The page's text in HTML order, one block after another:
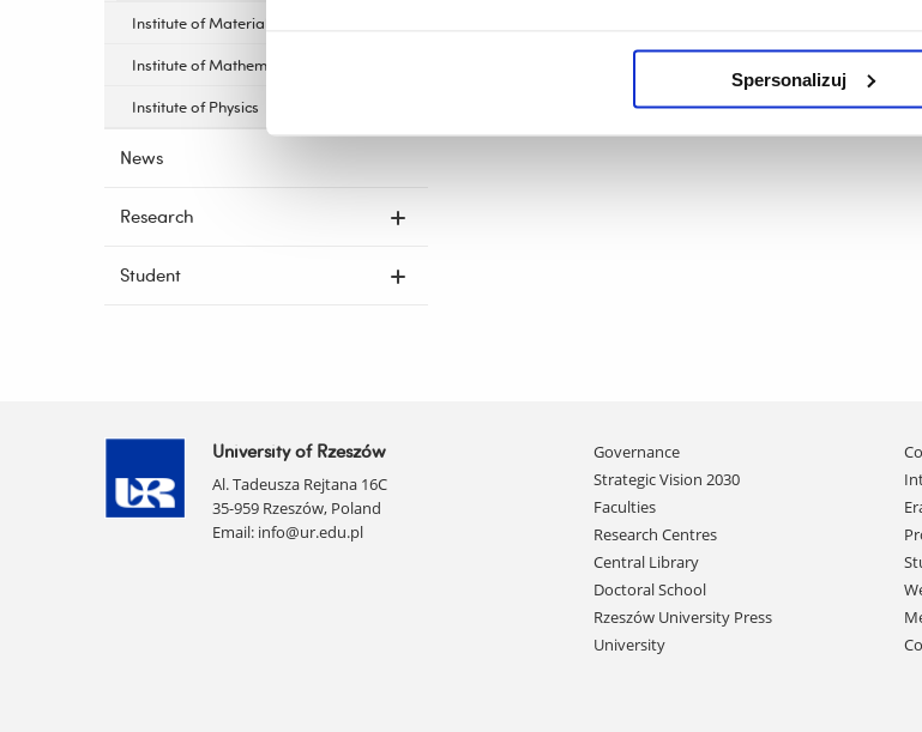
Spersonalizuj
Institute of Materials Engineering
Institute of Mathematics
Institute of Physics
News
Research
Student
University of Rzeszów
Al. Tadeusza Rejtana 16C
35-959 Rzeszów, Poland
Email: info@ur.edu.pl
Skip
navigation
Governance
Strategic Vision 2030
Faculties
Research Centres
Central Library
Doctoral School
Rzeszów University Press
University